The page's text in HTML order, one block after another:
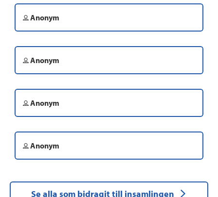
Anonym
Anonym
Anonym
Anonym
Se alla som bidragit till insamlingen